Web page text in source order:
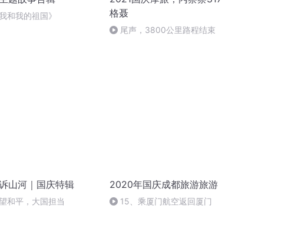
我和我的祖国》
格聂
尾声，3800公里路程结束
山河｜国庆特辑
和平，大国担当
2020年国庆成都旅游旅游
15、乘厦门航空返回厦门